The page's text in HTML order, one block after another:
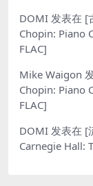
DOMI 发表在 [
Chopin: Piano
FLAC]
Mike Waigon
Chopin: Piano
FLAC]
DOMI 发表在 [
Carnegie Hall: